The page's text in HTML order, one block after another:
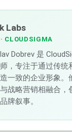
Labs
· CLOUDSIGMA
Dobrev 是
，专注于通过传统
一致的企业形象。
战略营销相融合，
牌叙事。